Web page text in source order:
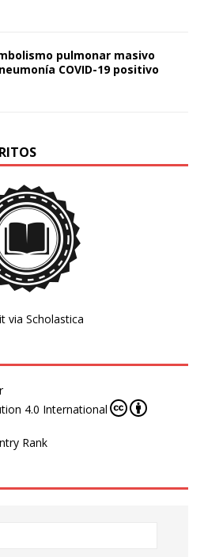
pulmonar masivo
COVID-19 positivo
via Scholastica
4.0 International